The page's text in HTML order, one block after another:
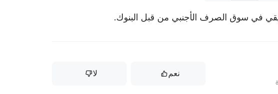
في سوق الصرف الأجنبي من قبل البنوك.
نعم لا